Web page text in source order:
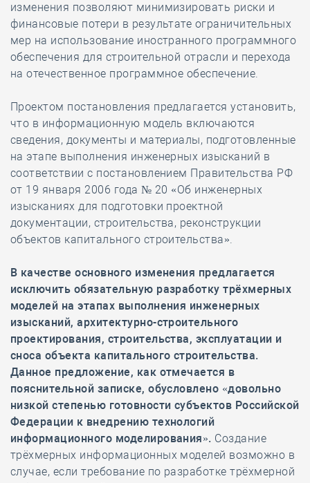
изменения позволяют минимизировать риски и
финансовые потери в результате ограничительных
мер на использование иностранного программного
обеспечения для строительной отрасли и перехода
на отечественное программное обеспечение.
Проектом постановления предлагается установить,
что в информационную модель включаются
сведения, документы и материалы, подготовленные
на этапе выполнения инженерных изысканий в
соответствии с постановлением Правительства РФ
от 19 января 2006 года № 20 «Об инженерных
изысканиях для подготовки проектной
документации, строительства, реконструкции
объектов капитального строительства».
В качестве основного изменения предлагается
исключить обязательную разработку трёхмерных
моделей на этапах выполнения инженерных
изысканий, архитектурно-строительного
проектирования, строительства, эксплуатации и
сноса объекта капитального строительства.
Данное предложение, как отмечается в
пояснительной записке, обусловлено «довольно
низкой степенью готовности субъектов Российской
Федерации к внедрению технологий
информационного моделирования». Создание
трёхмерных информационных моделей возможно в
случае, если требование по разработке трёхмерной